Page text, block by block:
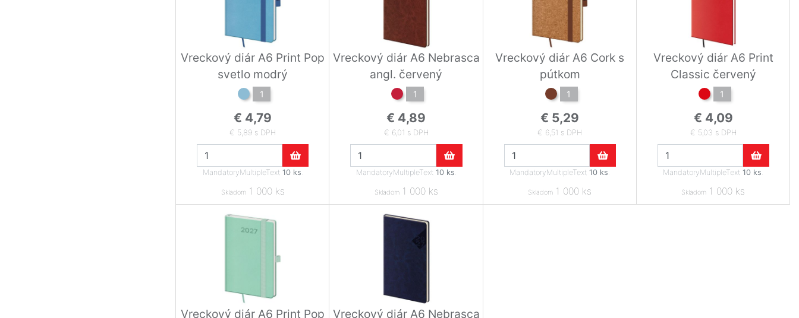
Vreckový diár A6 Print Pop
svetlo modrý
1
€ 4,79
€ 5,89 s DPH
MandatoryMultipleText 10 ks
Skladom1 000 ks
Vreckový diár A6 Nebrasca
angl. červený
1
€ 4,89
€ 6,01 s DPH
MandatoryMultipleText 10 ks
Skladom1 000 ks
Vreckový diár A6 Cork s
pútkom
1
€ 5,29
€ 6,51 s DPH
MandatoryMultipleText10 ks
Skladom 1 000 ks
Vreckový diár A6 Print
Classic červený
1
€ 4,09
€ 5,03 s DPH
MandatoryMultipleText10 ks
Skladom 1 000 ks
Vreckový diár A6 Print Pop Vreckový diár A6 Nebrasca